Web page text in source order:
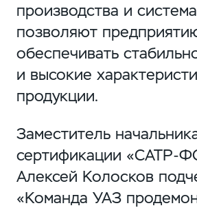
производства и
позволяют
обеспечивать
и высокие
продукции.
Заместитель
сертификации «САТР-
Алексей Колосков
«Команда УАЗ